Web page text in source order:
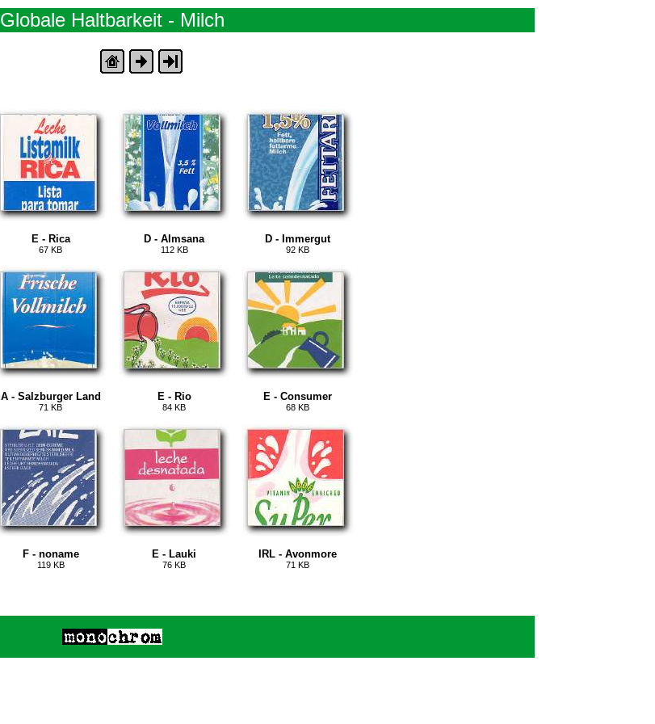
Globale Haltbarkeit - Milch
E - Rica
67 KB
D - Almsana
112 KB
D - Immergut
92 KB
A - Salzburger Land
71 KB
E - Rio
84 KB
E - Consumer
68 KB
F - noname
119 KB
E - Lauki
76 KB
IRL - Avonmore
71 KB